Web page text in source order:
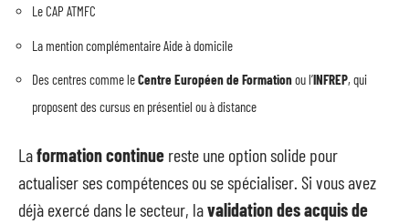
Le CAP ATMFC
La mention complémentaire Aide à domicile
Des centres comme leCentre Européen de Formationou l’INFREP, qui
proposent des cursus en présentiel ou à distance
Laformation continue reste une option solide pour
actualiser ses compétences ou se spécialiser. Si vous avez
déjà exercé dans le secteur, lavalidation des acquis de